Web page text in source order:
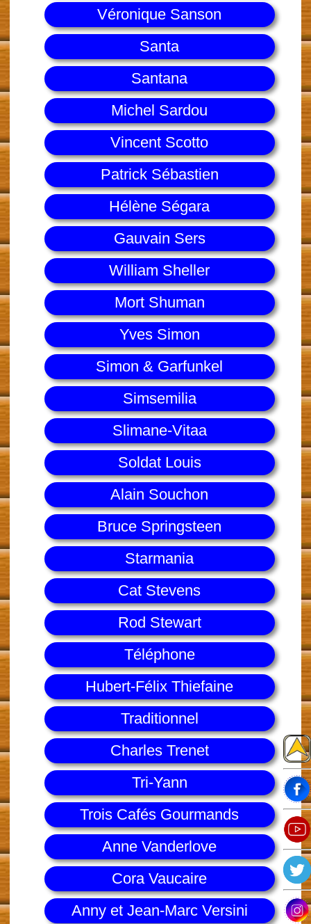
Véronique Sanson
Santa
Santana
Michel Sardou
Vincent Scotto
Patrick Sébastien
Hélène Ségara
Gauvain Sers
William Sheller
Mort Shuman
Yves Simon
Simon & Garfunkel
Simsemilia
Slimane-Vitaa
Soldat Louis
Alain Souchon
Bruce Springsteen
Starmania
Cat Stevens
Rod Stewart
Téléphone
Hubert-Félix Thiefaine
Traditionnel
Charles Trenet
Tri-Yann
Trois Cafés Gourmands
Anne Vanderlove
Cora Vaucaire
Anny et Jean-Marc Versini